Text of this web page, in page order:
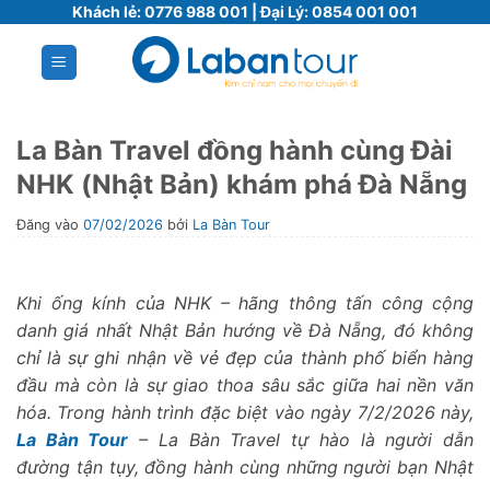
Khách lẻ:0776 988 001 | Đại Lý:0854 001 001
La Bàn Travel đồng hành cùng Đài
NHK (Nhật Bản) khám phá Đà Nẵng
Đăng vào 07/02/2026 bởi La Bàn Tour
Khi ống kính của NHK – hãng thông tấn công cộng
danh giá nhất Nhật Bản hướng về Đà Nẵng, đó không
chỉ là sự ghi nhận về vẻ đẹp của thành phố biển hàng
đầu mà còn là sự giao thoa sâu sắc giữa hai nền văn
hóa. Trong hành trình đặc biệt vào ngày 7/2/2026 này,
La Bàn Tour – La Bàn Travel tự hào là người dẫn
đường tận tụy, đồng hành cùng những người bạn Nhật